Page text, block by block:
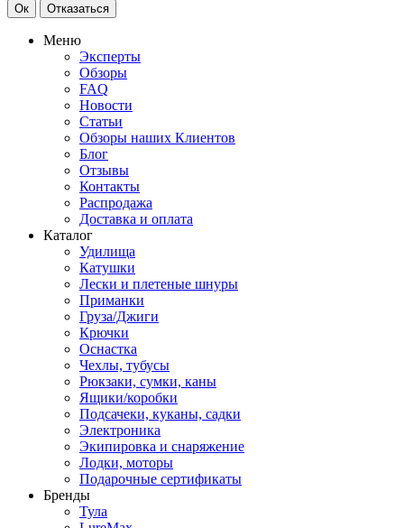
Ок Отказаться
Меню
Эксперты
Обзоры
FAQ
Новости
Статьи
Обзоры наших Клиентов
Блог
Отзывы
Контакты
Распродажа
Доставка и оплата
Каталог
Удилища
Катушки
Лески и плетеные шнуры
Приманки
Груза/Джиги
Крючки
Оснастка
Чехлы, тубусы
Рюкзаки, сумки, каны
Ящики/коробки
Подсачеки, куканы, садки
Электроника
Экипировка и снаряжение
Лодки, моторы
Подарочные сертификаты
Бренды
Тула